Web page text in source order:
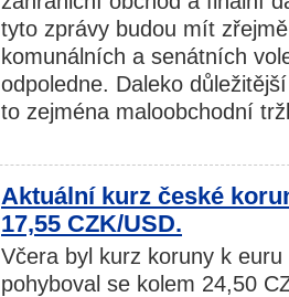
tyto zprávy budou mít
komunálních a senátních
odpoledne. Daleko
to zejména maloobchodní
Aktuální kurz české
17,55 CZK/USD.
Včera byl kurz koruny k
pohyboval se kolem 24,50